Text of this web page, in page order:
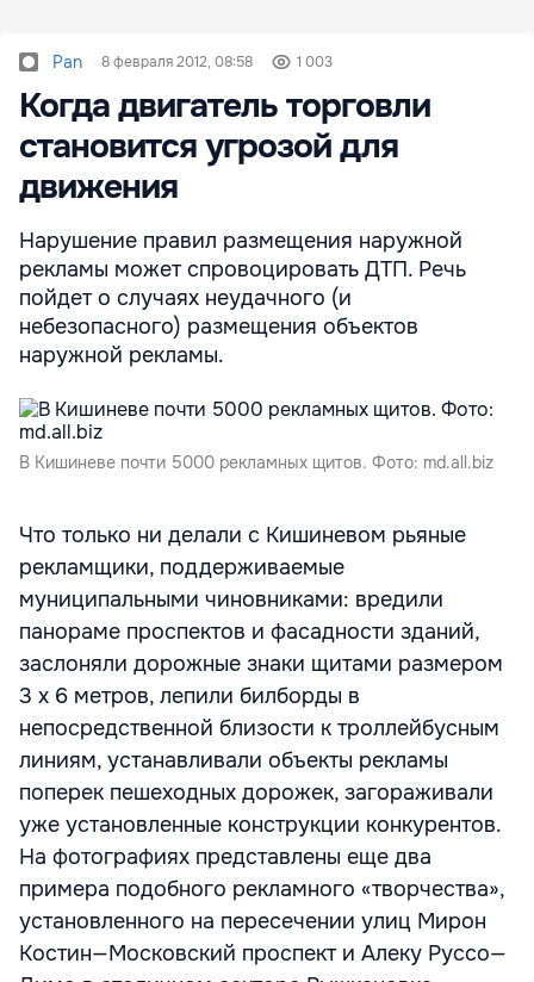
Pan 8 февраля 2012, 08:58 1 003
Когда двигатель торговли
становится угрозой для
движения
Нарушение правил размещения наружной
рекламы может спровоцировать ДТП. Речь
пойдет о случаях неудачного (и
небезопасного) размещения объектов
наружной рекламы.
В Кишиневе почти 5000 рекламных щитов. Фото: md.all.biz
Что только ни делали с Кишиневом рьяные
рекламщики, поддерживаемые
муниципальными чиновниками: вредили
панораме проспектов и фасадности зданий,
заслоняли дорожные знаки щитами размером
3 х 6 метров, лепили билборды в
непосредственной близости к троллейбусным
линиям, устанавливали объекты рекламы
поперек пешеходных дорожек, загораживали
уже установленные конструкции конкурентов.
На фотографиях представлены еще два
примера подобного рекламного «творчества»,
установленного на пересечении улиц Мирон
Костин—Московский проспект и Алеку Руссо—